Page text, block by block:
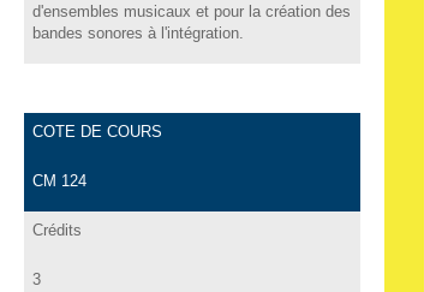
d'ensembles musicaux et pour la création des
bandes sonores à l'intégration.
COTE DE COURS
CM 124
Crédits
3